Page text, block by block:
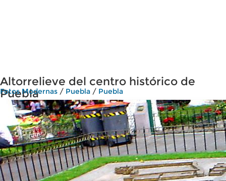
Altorrelieve del centro histórico de
Puebla
Fotos Modernas / Puebla / Puebla